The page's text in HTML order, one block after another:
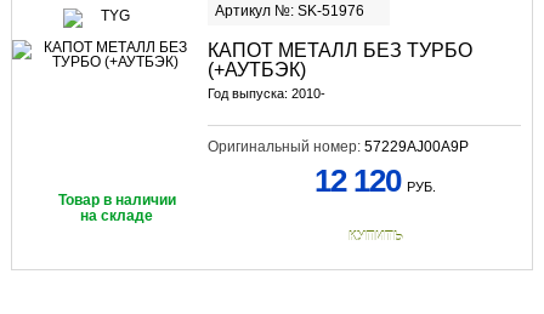
Артикул №: SK-51976
КАПОТ МЕТАЛЛ БЕЗ ТУРБО
(+АУТБЭК)
Год выпуска: 2010-
Оригинальный номер: 57229AJ00A9P
Товар в наличии
на складе
12 120 РУБ.
КУПИТЬ